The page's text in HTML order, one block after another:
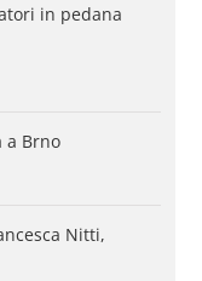
in pedana
a Brno
Nitti,